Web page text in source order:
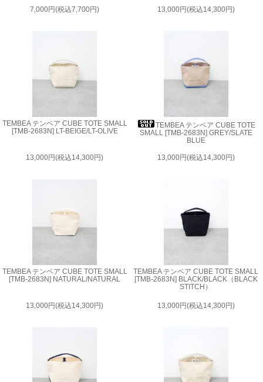
7,000円(税込7,700円) 13,000円(税込14,300円)
TEMBEA テンベア CUBE TOTE SMALL
[TMB-2683N] LT-BEIGE/LT-OLIVE
13,000円(税込14,300円)
TEMBEA テンベア CUBE TOTE
SMALL [TMB-2683N] GREY/SLATE
BLUE
13,000円(税込14,300円)
TEMBEA テンベア CUBE TOTE SMALL
[TMB-2683N] NATURAL/NATURAL
13,000円(税込14,300円)
TEMBEA テンベア CUBE TOTE SMALL
[TMB-2683N] BLACK/BLACK（BLACK
STITCH）
13,000円(税込14,300円)